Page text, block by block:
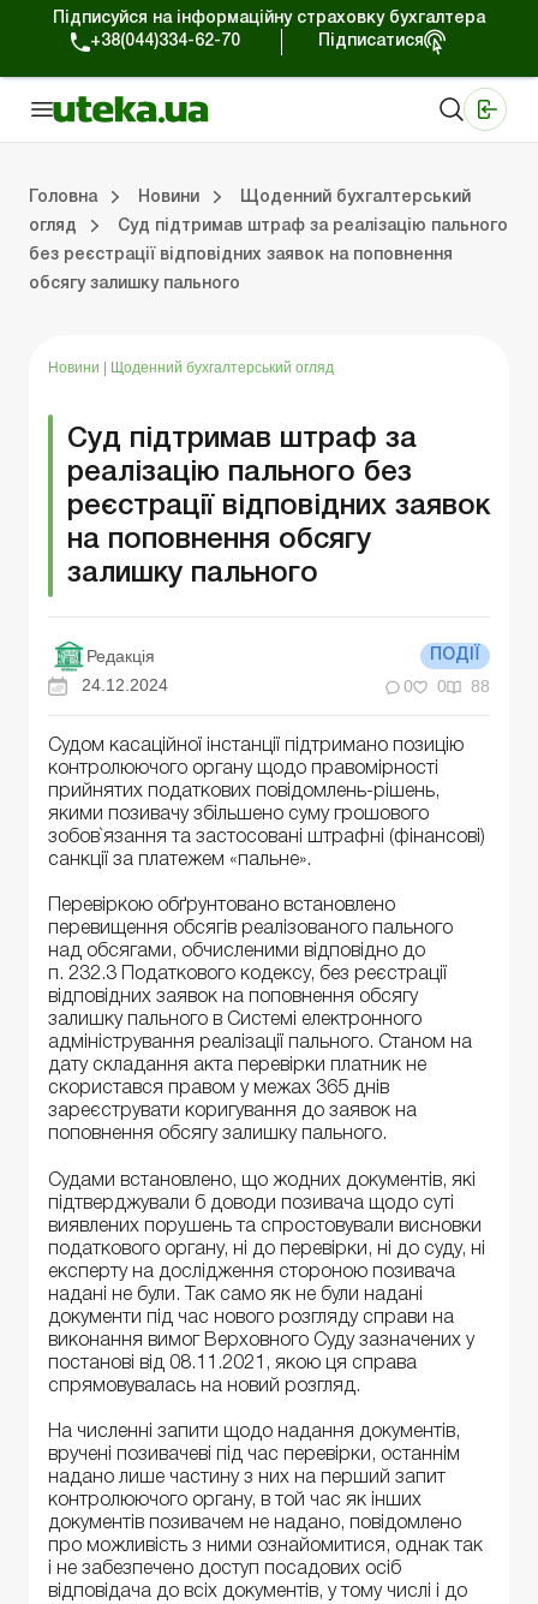
Підписуйся на інформаційну страховку бухгалтера
+38(044)334-62-70
Підписатися
Головна Новини
Щоденний бухгалтерський
огляд
Суд підтримав штраф за реалізацію пального
без реєстрації відповідних заявок на поповнення
обсягу залишку пального
Новини Щоденний бухгалтерський огляд
Суд підтримав штраф за
реалізацію пального без
реєстрації відповідних заявок
на поповнення обсягу
залишку пального
Редакція ПОДІЇ
24.12.2024 0 0 88
Судом касаційної інстанції підтримано позицію
контролюючого органу щодо правомірності
прийнятих податкових повідомлень-рішень,
якими позивачу збільшено суму грошового
зобов`язання та застосовані штрафні (фінансові)
санкції за платежем «пальне».
Перевіркою обґрунтовано встановлено
перевищення обсягів реалізованого пального
над обсягами, обчисленими відповідно до
п. 232.3 Податкового кодексу, без реєстрації
відповідних заявок на поповнення обсягу
залишку пального в Системі електронного
адміністрування реалізації пального. Станом на
дату складання акта перевірки платник не
скористався правом у межах 365 днів
зареєструвати коригування до заявок на
поповнення обсягу залишку пального.
Судами встановлено, що жодних документів, які
підтверджували б доводи позивача щодо суті
виявлених порушень та спростовували висновки
податкового органу, ні до перевірки, ні до суду, ні
експерту на дослідження стороною позивача
надані не були. Так само як не були надані
документи під час нового розгляду справи на
виконання вимог Верховного Суду зазначених у
постанові від 08.11.2021, якою ця справа
спрямовувалась на новий розгляд.
На численні запити щодо надання документів,
вручені позивачеві під час перевірки, останнім
надано лише частину з них на перший запит
контролюючого органу, в той час як інших
документів позивачем не надано, повідомлено
про можливість з ними ознайомитися, однак так
і не забезпечено доступ посадових осіб
відповідача до всіх документів, у тому числі і до